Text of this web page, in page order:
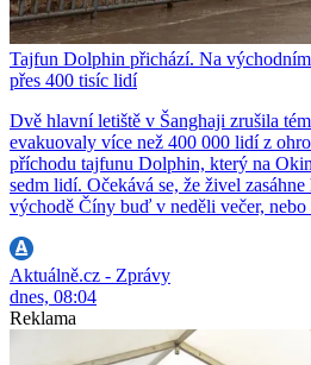
Tajfun Dolphin přichází. Na
přes 400 tisíc lidí
Dvě hlavní letiště v Šanghaji zrušila
evakuovaly více než 400 000 lidí z
příchodu tajfunu Dolphin, který na
sedm lidí. Očekává se, že živel
východě Číny buď v neděli večer,
Aktuálně.cz - Zprávy
dnes, 08:04
Reklama